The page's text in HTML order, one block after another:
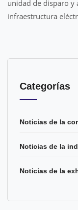
unidad de disparo y
infraestructura
Categorías
Noticias de la
Noticias de la
Noticias de la